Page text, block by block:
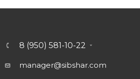
8 (950) 581-10-22
manager@sibshar.com